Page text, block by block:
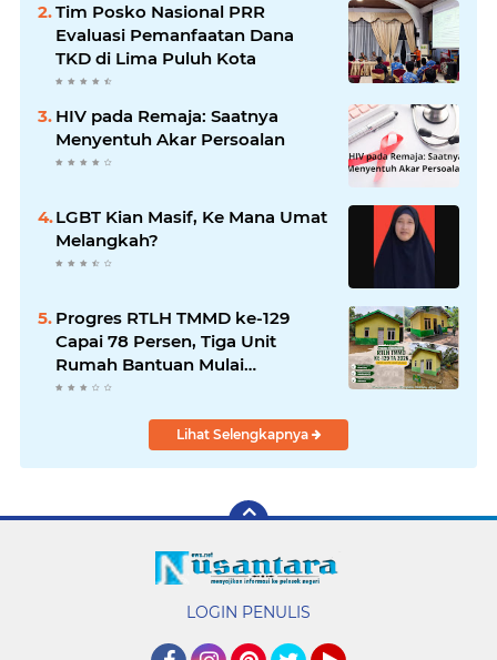
Tim Posko Nasional PRR
Evaluasi Pemanfaatan Dana
TKD di Lima Puluh Kota
HIV pada Remaja: Saatnya
Menyentuh Akar Persoalan
LGBT Kian Masif, Ke Mana Umat
Melangkah?
Progres RTLH TMMD ke-129
Capai 78 Persen, Tiga Unit
Rumah Bantuan Mulai
Rampung
Lihat Selengkapnya
LOGIN PENULIS